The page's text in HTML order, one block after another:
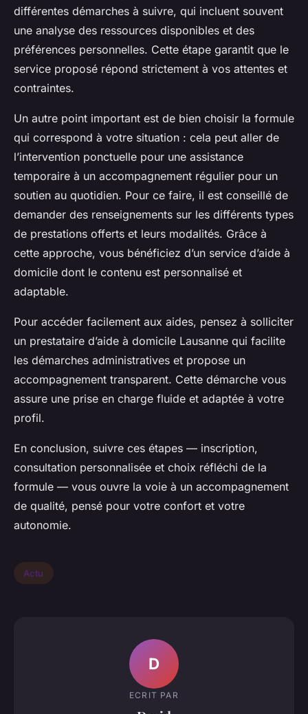
différentes démarches à suivre, qui incluent souvent
une analyse des ressources disponibles et des
préférences personnelles. Cette étape garantit que le
service proposé répond strictement à vos attentes et
contraintes.
Un autre point important est de bien choisir la formule
qui correspond à votre situation : cela peut aller de
l’intervention ponctuelle pour une assistance
temporaire à un accompagnement régulier pour un
soutien au quotidien. Pour ce faire, il est conseillé de
demander des renseignements sur les différents types
de prestations offerts et leurs modalités. Grâce à
cette approche, vous bénéficiez d’un service d’aide à
domicile dont le contenu est personnalisé et
adaptable.
Pour accéder facilement aux aides, pensez à solliciter
un prestataire d’aide à domicile Lausanne qui facilite
les démarches administratives et propose un
accompagnement transparent. Cette démarche vous
assure une prise en charge fluide et adaptée à votre
profil.
En conclusion, suivre ces étapes — inscription,
consultation personnalisée et choix réfléchi de la
formule — vous ouvre la voie à un accompagnement
de qualité, pensé pour votre confort et votre
autonomie.
Actu
D
ECRIT PAR